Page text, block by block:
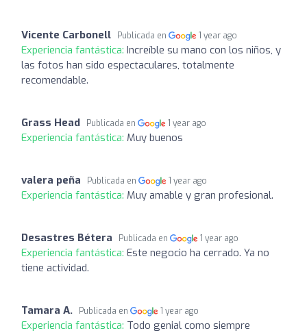
Vicente Carbonell Publicada en 1 year ago
Experiencia fantástica: Increíble su mano con los niños, y
las fotos han sido espectaculares, totalmente
recomendable.
Grass Head Publicada en 1 year ago
Experiencia fantástica: Muy buenos
valera peña Publicada en 1 year ago
Experiencia fantástica: Muy amable y gran profesional.
Desastres Bétera Publicada en 1 year ago
Experiencia fantástica: Este negocio ha cerrado. Ya no
tiene actividad.
Tamara A. Publicada en 1 year ago
Experiencia fantástica: Todo genial como siempre